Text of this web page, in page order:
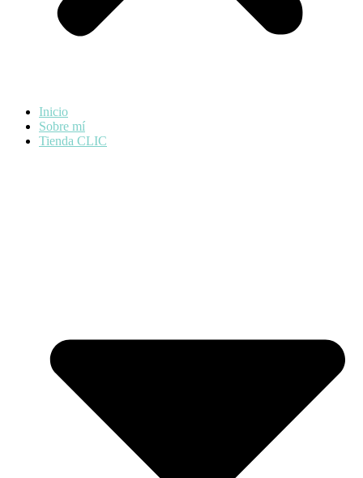
Inicio
Sobre mí
Tienda CLIC